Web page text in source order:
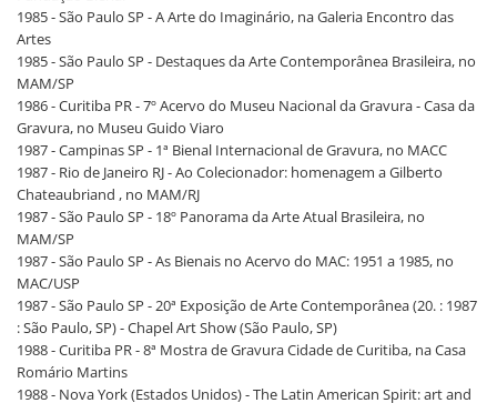
1985 - São Paulo SP - A Arte do Imaginário, na Galeria Encontro das
Artes
1985 - São Paulo SP - Destaques da Arte Contemporânea Brasileira, no
MAM/SP
1986 - Curitiba PR - 7º Acervo do Museu Nacional da Gravura - Casa da
Gravura, no Museu Guido Viaro
1987 - Campinas SP - 1ª Bienal Internacional de Gravura, no MACC
1987 - Rio de Janeiro RJ - Ao Colecionador: homenagem a Gilberto
Chateaubriand , no MAM/RJ
1987 - São Paulo SP - 18º Panorama da Arte Atual Brasileira, no
MAM/SP
1987 - São Paulo SP - As Bienais no Acervo do MAC: 1951 a 1985, no
MAC/USP
1987 - São Paulo SP - 20ª Exposição de Arte Contemporânea (20. : 1987
: São Paulo, SP) - Chapel Art Show (São Paulo, SP)
1988 - Curitiba PR - 8ª Mostra de Gravura Cidade de Curitiba, na Casa
Romário Martins
1988 - Nova York (Estados Unidos) - The Latin American Spirit: art and